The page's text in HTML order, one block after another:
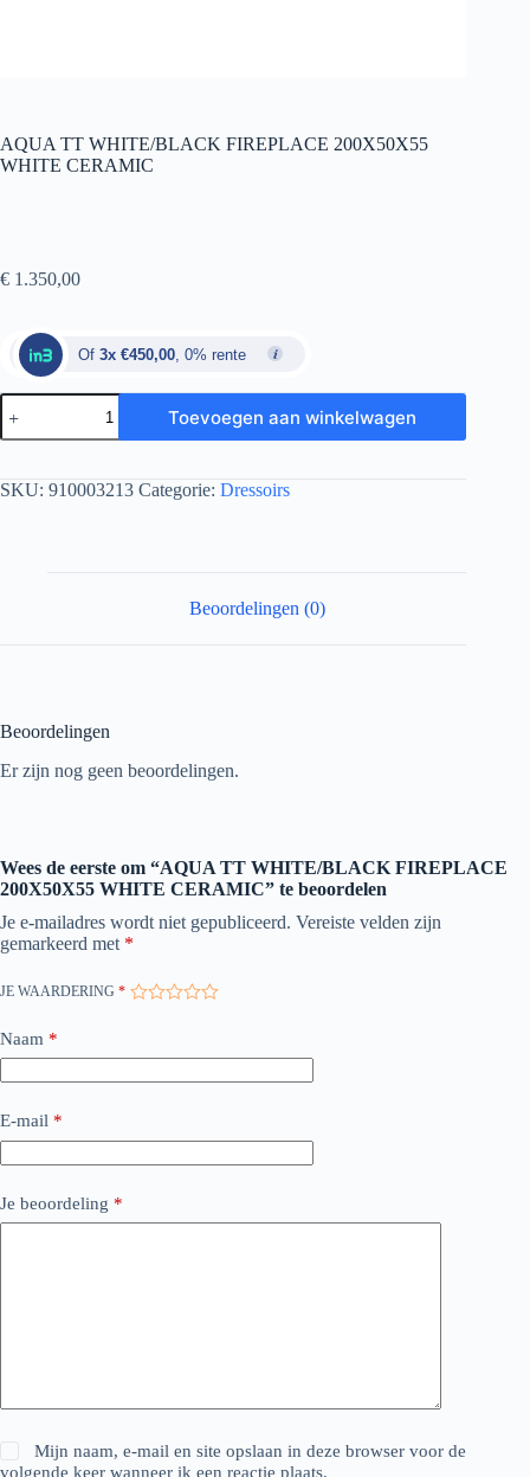
AQUA TT WHITE/BLACK FIREPLACE 200X50X55
WHITE CERAMIC
€ 1.350,00
Of 3x €450,00, 0% rente
Toevoegen aan winkelwagen
SKU: 910003213 Categorie: Dressoirs
Beoordelingen (0)
Beoordelingen
Er zijn nog geen beoordelingen.
Wees de eerste om “AQUA TT WHITE/BLACK FIREPLACE
200X50X55 WHITE CERAMIC” te beoordelen
Je e-mailadres wordt niet gepubliceerd. Vereiste velden zijn
gemarkeerd met *
JE WAARDERING *
Naam *
E-mail *
Je beoordeling *
Mijn naam, e-mail en site opslaan in deze browser voor de
volgende keer wanneer ik een reactie plaats.